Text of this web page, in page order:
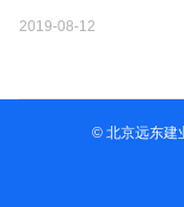
2019-08-12
© 北京远东建